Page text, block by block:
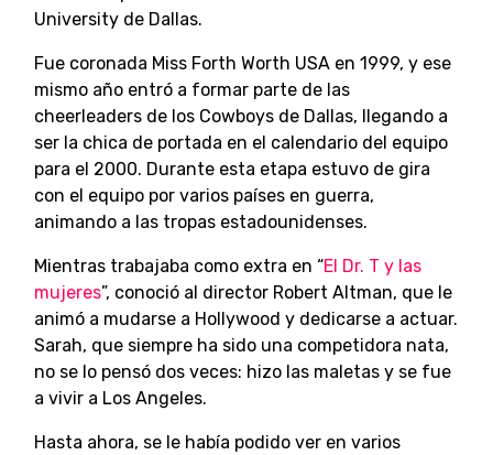
University de Dallas.
Fue coronada Miss Forth Worth USA en 1999, y ese
mismo año entró a formar parte de las
cheerleaders de los Cowboys de Dallas, llegando a
ser la chica de portada en el calendario del equipo
para el 2000. Durante esta etapa estuvo de gira
con el equipo por varios países en guerra,
animando a las tropas estadounidenses.
Mientras trabajaba como extra en “El Dr. T y las
mujeres”, conoció al director Robert Altman, que le
animó a mudarse a Hollywood y dedicarse a actuar.
Sarah, que siempre ha sido una competidora nata,
no se lo pensó dos veces: hizo las maletas y se fue
a vivir a Los Angeles.
Hasta ahora, se le había podido ver en varios